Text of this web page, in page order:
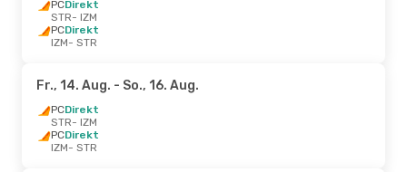
PCDirekt
STR- IZM
PCDirekt
IZM- STR
Fr., 14. Aug. - So., 16. Aug.
PCDirekt
STR- IZM
PCDirekt
IZM- STR